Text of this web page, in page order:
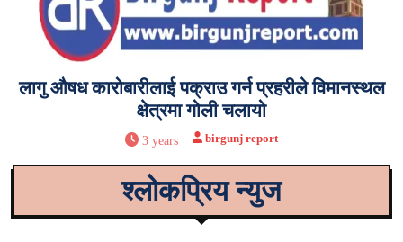
लागु औषध कारोबारीलाई पक्राउ गर्न प्रहरीले विमानस्थल
क्षेत्रमा गोली चलायो
3 years birgunj report
श्लोकप्रिय न्युज